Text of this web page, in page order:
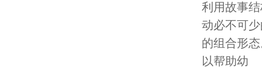
利用故事
动必不可
的组合形
以帮助幼